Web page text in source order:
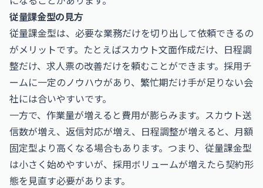
従量課金型の見方
従量課金型は、必要な業務だけを切り出して依頼できるの
がメリットです。たとえばスカウト文面作成だけ、日程調
整だけ、求人票の改善だけを頼むことができます。採用チ
ームに一定のノウハウがあり、繁忙期だけ手が足りない会
社には合いやすいです。
一方で、作業量が増えると費用が膨らみます。スカウト送
信数が増え、返信対応が増え、日程調整が増えると、月額
固定型より高くなる場合もあります。つまり、従量課金型
は小さく始めやすいが、採用ボリュームが増えたら契約形
態を見直す必要があります。